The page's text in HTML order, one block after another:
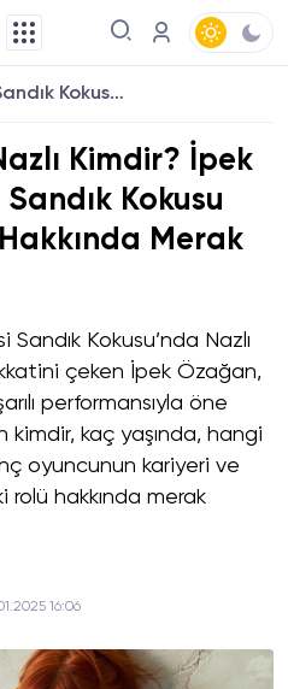
Sandık Kokusu Nazlı Kimdir? İpek Özağan Kimdir? Sandık Kokusu Dizisinin Nazlı'sı Hakkında Merak Edilenler
Kimdir? İpek
Kokusu
Hakkında Merak
Kokusu’nda Nazlı
çeken İpek Özağan,
performansıyla öne
kimdir, kaç yaşında, hangi
oyuncunun kariyeri ve
rolü hakkında merak
16:06